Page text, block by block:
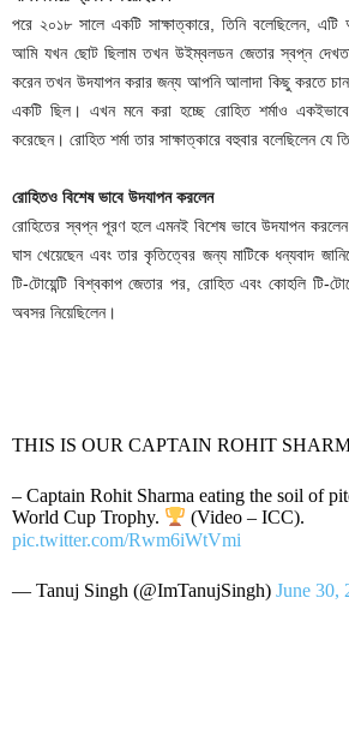
পরে ২০১৮ সালে একটি সাক্ষাত্কারে, তিনি বলেছিলেন,
আমি যখন ছোট ছিলাম তখন উইম্বলডন জেতার স্বপ্ন
করেন তখন উদযাপন করার জন্য আপনি আলাদা কিছু করতে চান
একটি ছিল। এখন মনে করা হচ্ছে রোহিত শর্মাও
করেছেন। রোহিত শর্মা তার সাক্ষাত্কারে বহুবার বলেছিলেন যে
রোহিতও বিশেষ ভাবে উদযাপন করলেন
রোহিতের স্বপ্ন পূরণ হলে এমনই বিশেষ ভাবে উদযাপন
ঘাস খেয়েছেন এবং তার কৃতিত্বের জন্য মাটিকে ধন্যবাদ
টি-টোয়েন্টি বিশ্বকাপ জেতার পর, রোহিত এবং কোহলি টি-
অবসর নিয়েছিলেন।
THIS IS OUR CAPTAIN ROHIT
– Captain Rohit Sharma eating the soil of
World Cup Trophy.
(Video – ICC).
pic.twitter.com/Rwm6iWtVmi
— Tanuj Singh (@ImTanujSingh) June 30,